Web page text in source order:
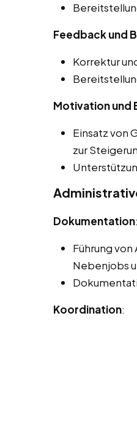
Feedback und
Korrektur
Motivation und
Einsatz von
zur
Dokumentation:
Führung
Nebenjobs
Koordination: